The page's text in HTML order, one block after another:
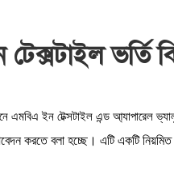
ভর্তি
এমবিএ ইন টেক্সটাইল এন্ড আ্যাপারেল
করতে বলা হচ্ছে। এটি একটি